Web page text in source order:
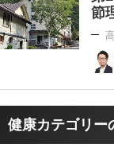
節
健康カテゴリー